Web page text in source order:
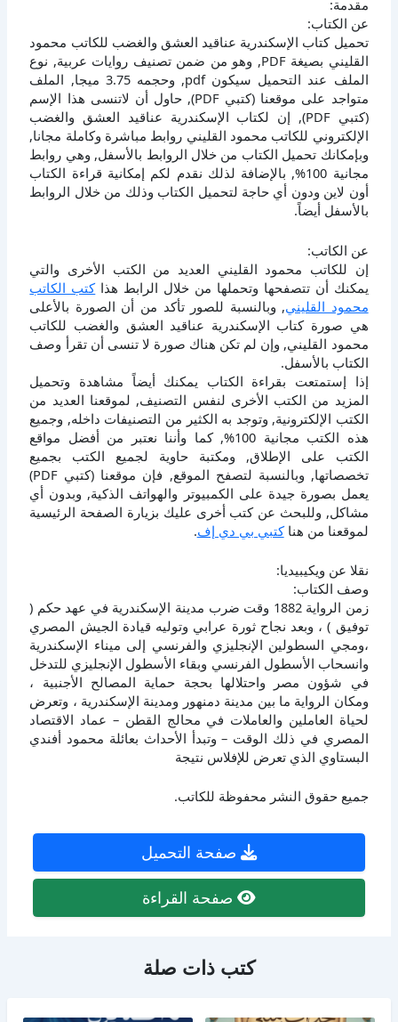
مقدمة:
عن الكتاب:
تحميل كتاب الإسكندرية عناقيد العشق والغضب للكاتب محمود
القليني بصيغة PDF, وهو من ضمن تصنيف روايات عربية, نوع
الملف عند التحميل سيكون pdf, وحجمه 3.75 ميجا, الملف
متواجد على موقعنا (كتبي PDF), حاول أن لاتنسى هذا الإسم
(كتبي PDF), إن لكتاب الإسكندرية عناقيد العشق والغضب
الإلكتروني للكاتب محمود القليني روابط مباشرة وكاملة مجانا,
وبإمكانك تحميل الكتاب من خلال الروابط بالأسفل, وهي روابط
مجانية 100%, بالإضافة لذلك نقدم لكم إمكانية قراءة الكتاب
أون لاين ودون أي حاجة لتحميل الكتاب وذلك من خلال الروابط
بالأسفل أيضاً.
عن الكاتب:
إن للكاتب محمود القليني العديد من الكتب الأخرى والتي
يمكنك أن تتصفحها وتحملها من خلال الرابط هذاكتب الكاتب
محمود القليني, وبالنسبة للصور تأكد من أن الصورة بالأعلى
هي صورة كتاب الإسكندرية عناقيد العشق والغضب للكاتب
محمود القليني, وإن لم تكن هناك صورة لا تنسى أن تقرأ وصف
الكتاب بالأسفل.
إذا إستمتعت بقراءة الكتاب يمكنك أيضاً مشاهدة وتحميل
المزيد من الكتب الأخرى لنفس التصنيف, لموقعنا العديد من
الكتب الإلكترونية, وتوجد به الكثير من التصنيفات داخله, وجميع
هذه الكتب مجانية 100%, كما وأننا نعتبر من أفضل مواقع
الكتب على الإطلاق, ومكتبة حاوية لجميع الكتب بجميع
تخصصاتها, وبالنسبة لتصفح الموقع, فإن موقعنا (كتبي PDF)
يعمل بصورة جيدة على الكمبيوتر والهواتف الذكية, وبدون أي
مشاكل, وللبحث عن كتب أخرى عليك بزيارة الصفحة الرئيسية
لموقعنا من هناكتبي بي دي إف.
نقلا عن ويكيبيديا:
وصف الكتاب:
زمن الرواية 1882 وقت ضرب مدينة الإسكندرية في عهد حكم (
توفيق ) ، وبعد نجاح ثورة عرابي وتوليه قيادة الجيش المصري
،ومجي السطولين الإنجليزي والفرنسي إلى ميناء الإسكندرية
وانسحاب الأسطول الفرنسي وبقاء الأسطول الإنجليزي للتدخل
في شؤون مصر واحتلالها بحجة حماية المصالح الأجنبية ،
ومكان الرواية ما بين مدينة دمنهور ومدينة الإسكندرية ، وتعرض
لحياة العاملين والعاملات في محالج القطن – عماد الاقتصاد
المصري في ذلك الوقت – وتبدأ الأحداث بعائلة محمود أفندي
البستاوي الذي تعرض للإفلاس نتيجة
جميع حقوق النشر محفوظة للكاتب.
صفحة التحميل
صفحة القراءة
كتب ذات صلة